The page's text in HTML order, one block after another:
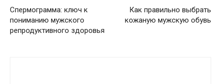
Спермограмма: ключ к
пониманию мужского
репродуктивного здоровья
Как правильно выбрать
кожаную мужскую обувь